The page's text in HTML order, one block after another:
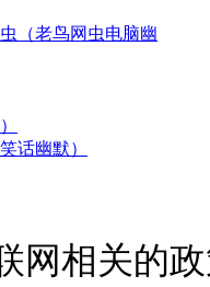
（老鸟网虫电脑幽
话幽默）
网相关的